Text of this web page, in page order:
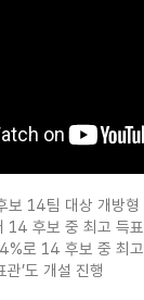
14팀 대상 개방형
후보 중 최고 득
로 14 후보 중 최
관’도 개설 진행